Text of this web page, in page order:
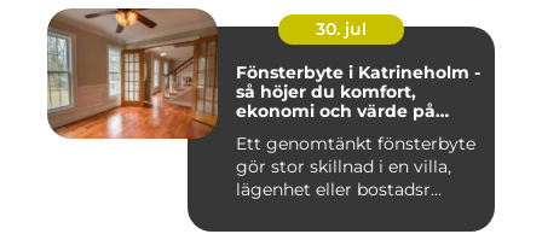
30. jul
Fönsterbyte i Katrineholm -
så höjer du komfort,
ekonomi och värde på
Ett genomtänkt fönsterbyte
gör stor skillnad i en villa,
lägenhet eller bostadsr...